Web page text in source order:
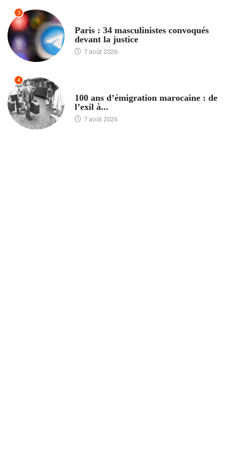
3
Paris : 34 masculinistes convoqués
devant la justice
7 août 2026
4
100 ans d’émigration marocaine : de
l’exil à...
7 août 2026